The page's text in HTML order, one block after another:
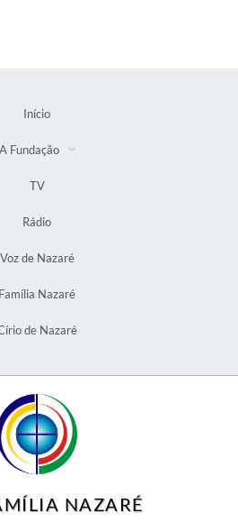
Início
A Fundação
TV
Rádio
Voz de Nazaré
Família Nazaré
de Nazaré
NAZARÉ